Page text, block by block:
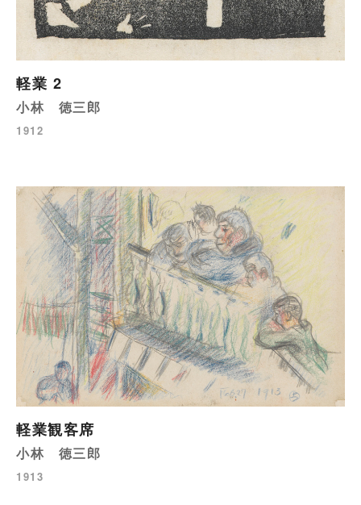
軽業 2
小林 徳三郎
1912
軽業観客席
小林 徳三郎
1913